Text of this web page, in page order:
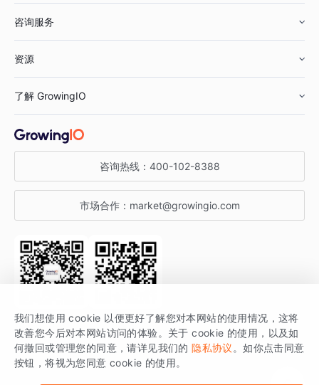
鞋服行业
汽车行业
金融行业
智能运营
获客分析
咨询服务
资源
增长公开课
增长博客
开发者文档
SDK 文档
场景指南
了解 GrowingIO
关于 GrowingIO
增长大会
行业活动
咨询热线： 400-102-8388
市场合作： market@growingio.com
关注公众号 获取更多干货
GrowingIO 是专注于数据智能分析与增长的品牌，核心平台为 GrowingIO
分析云。
我们想使用 cookie 以便更好了解您对本网站的使用情况，这将
改善您今后对本网站访问的体验。关于 cookie 的使用，以及如
何撤回或管理您的同意，请详见我们的 隐私协议 。如你点击同意
按钮，将视为您同意 cookie 的使用。